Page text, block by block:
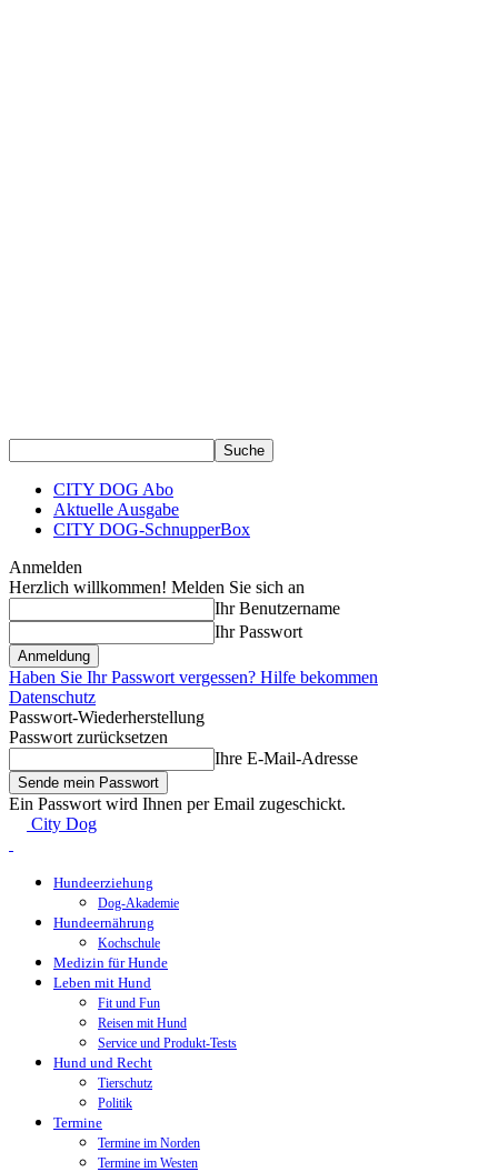
CITY DOG Abo
Aktuelle Ausgabe
CITY DOG-SchnupperBox
Anmelden
Herzlich willkommen! Melden Sie sich an
Ihr Benutzername
Ihr Passwort
Haben Sie Ihr Passwort vergessen? Hilfe bekommen
Datenschutz
Passwort-Wiederherstellung
Passwort zurücksetzen
Ihre E-Mail-Adresse
Ein Passwort wird Ihnen per Email zugeschickt.
City Dog
Hundeerziehung
Dog-Akademie
Hundeernährung
Kochschule
Medizin für Hunde
Leben mit Hund
Fit und Fun
Reisen mit Hund
Service und Produkt-Tests
Hund und Recht
Tierschutz
Politik
Termine
Termine im Norden
Termine im Westen